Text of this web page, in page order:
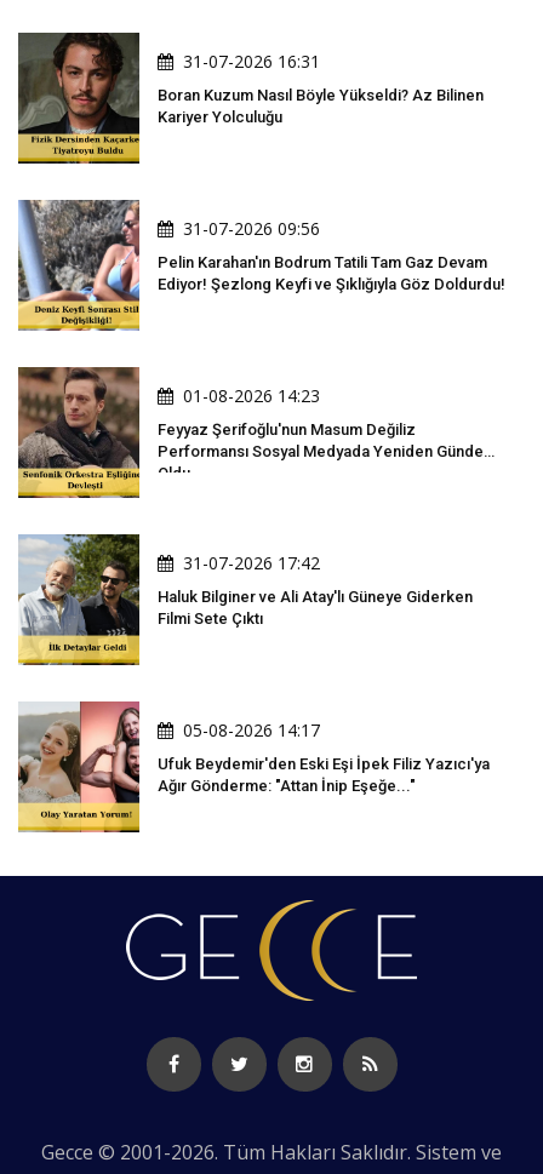
31-07-2026 16:31
Boran Kuzum Nasıl Böyle Yükseldi? Az Bilinen
Kariyer Yolculuğu
31-07-2026 09:56
Pelin Karahan'ın Bodrum Tatili Tam Gaz Devam
Ediyor! Şezlong Keyfi ve Şıklığıyla Göz Doldurdu!
01-08-2026 14:23
Feyyaz Şerifoğlu'nun Masum Değiliz
Performansı Sosyal Medyada Yeniden Gündem
Oldu
31-07-2026 17:42
Haluk Bilginer ve Ali Atay'lı Güneye Giderken
Filmi Sete Çıktı
05-08-2026 14:17
Ufuk Beydemir'den Eski Eşi İpek Filiz Yazıcı'ya
Ağır Gönderme: "Attan İnip Eşeğe..."
Gecce © 2001-2026. Tüm Hakları Saklıdır. Sistem ve